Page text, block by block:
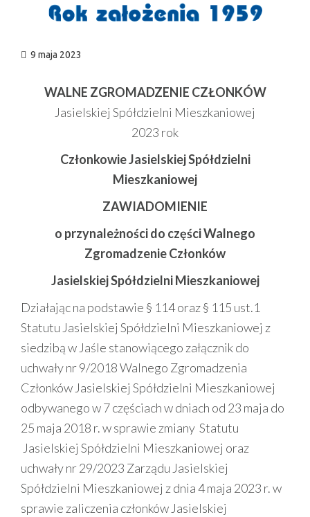
9 maja 2023
WALNE ZGROMADZENIE CZŁONKÓW
Jasielskiej Spółdzielni Mieszkaniowej
2023 rok
CzłonkowieJasielskiej Spółdzielni
Mieszkaniowej
ZAWIADOMIENIE
o przynależności do części Walnego
Zgromadzenie Członków
Jasielskiej Spółdzielni Mieszkaniowej
Działając na podstawie § 114 oraz § 115 ust.1
Statutu Jasielskiej Spółdzielni Mieszkaniowej z
siedzibą w Jaśle stanowiącego załącznik do
uchwały nr 9/2018 Walnego Zgromadzenia
Członków Jasielskiej Spółdzielni Mieszkaniowej
odbywanego w 7 częściach w dniach od 23 maja do
25 maja 2018 r. w sprawie zmiany Statutu
Jasielskiej Spółdzielni Mieszkaniowej oraz
uchwały nr 29/2023 Zarządu Jasielskiej
Spółdzielni Mieszkaniowej z dnia 4 maja 2023 r. w
sprawie zaliczenia członków Jasielskiej